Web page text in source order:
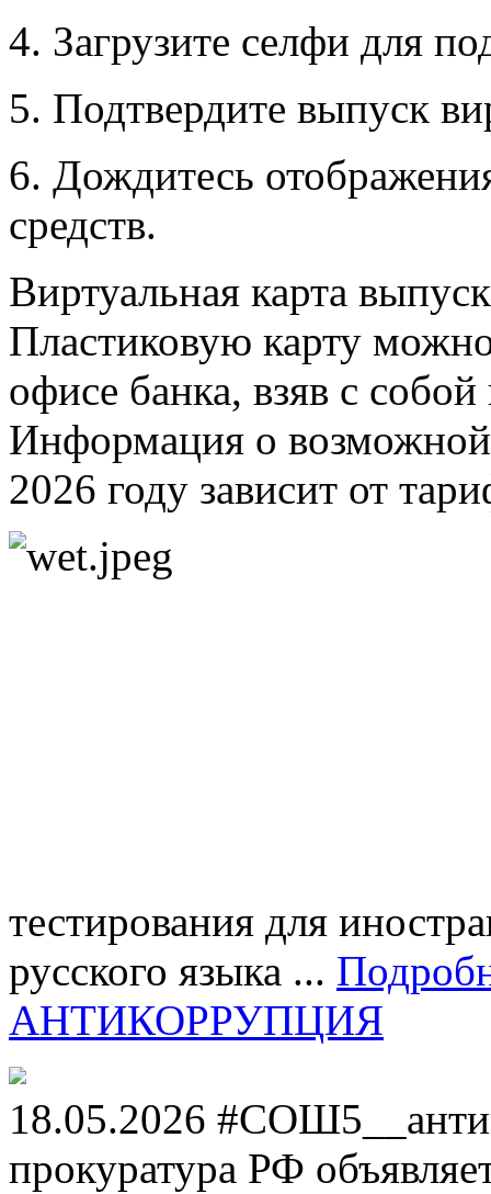
4. Загрузите селфи для
5. Подтвердите выпуск
6. Дождитесь
средств.
Виртуальная карта
Пластиковую карту
офисе банка, взяв с
Информация о возможной
2026 году зависит от
тестирования для
русского языка ...
АНТИКОРРУПЦИЯ
18.05.2026
прокуратура РФ